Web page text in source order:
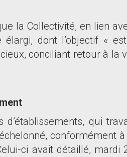
la Collectivité, en lien
élargi, dont l’objectif «
conciliant retour à la
d’établissements, qui
conformément
ci avait détaillé, mardi